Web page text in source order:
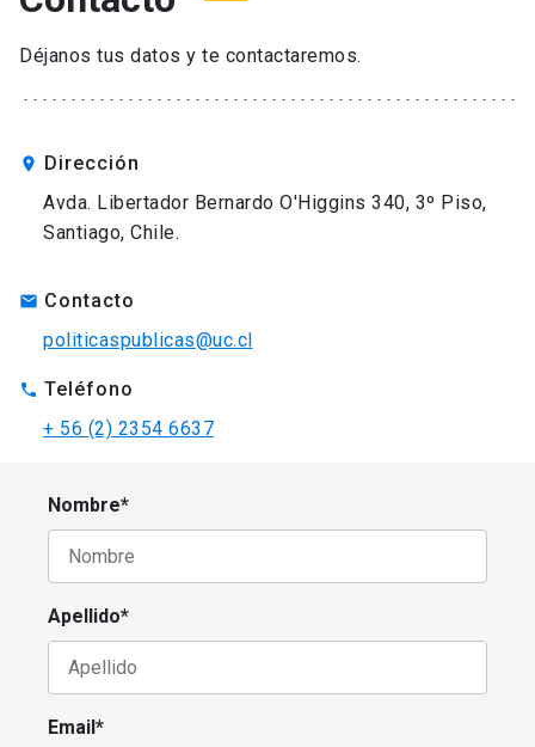
Déjanos tus datos y te contactaremos.
location_on Dirección
Avda. Libertador Bernardo O'Higgins 340, 3º Piso,
Santiago, Chile.
mail Contacto
politicaspublicas@uc.cl
phone Teléfono
+ 56 (2) 2354 6637
Nombre*
Apellido*
Email*